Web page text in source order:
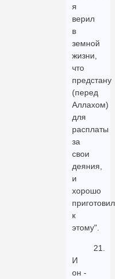
я
верил
в
земной
жизни,
что
предстану
(перед
Аллахом)
для
расплаты
за
свои
деяния,
и
хорошо
к
этому".
21.
И
он -